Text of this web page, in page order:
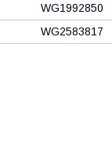
WG1992850
WG2583817